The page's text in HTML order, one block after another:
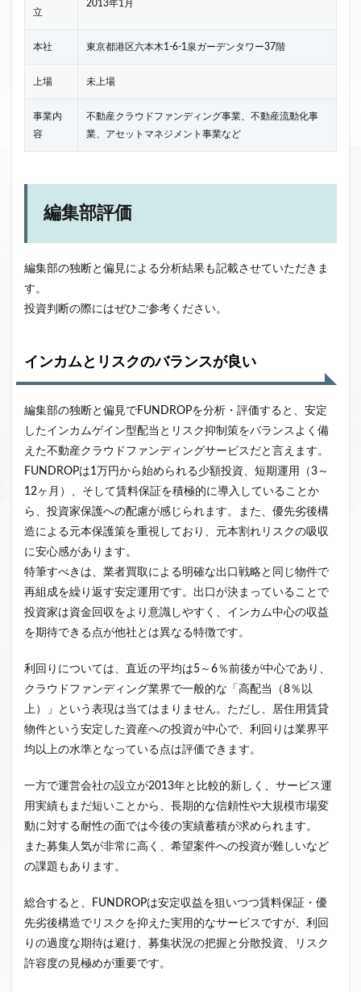
立
2013年1月
本社 東京都港区六本木1-6-1泉ガーデンタワー37階
上場 未上場
事業内
容
不動産クラウドファンディング事業、不動産流動化事
業、アセットマネジメント事業など
編集部評価
編集部の独断と偏見による分析結果も記載させていただきま
す。
投資判断の際にはぜひご参考ください。
インカムとリスクのバランスが良い
編集部の独断と偏見でFUNDROPを分析・評価すると、安定
したインカムゲイン型配当とリスク抑制策をバランスよく備
えた不動産クラウドファンディングサービスだと言えます。
FUNDROPは1万円から始められる少額投資、短期運用（3～
12ヶ月）、そして賃料保証を積極的に導入していることか
ら、投資家保護への配慮が感じられます。また、優先劣後構
造による元本保護策を重視しており、元本割れリスクの吸収
に安心感があります。
特筆すべきは、業者買取による明確な出口戦略と同じ物件で
再組成を繰り返す安定運用です。出口が決まっていることで
投資家は資金回収をより意識しやすく、インカム中心の収益
を期待できる点が他社とは異なる特徴です。
利回りについては、直近の平均は5～6％前後が中心であり、
クラウドファンディング業界で一般的な「高配当（8％以
上）」という表現は当てはまりません。ただし、居住用賃貸
物件という安定した資産への投資が中心で、利回りは業界平
均以上の水準となっている点は評価できます。
一方で運営会社の設立が2013年と比較的新しく、サービス運
用実績もまだ短いことから、長期的な信頼性や大規模市場変
動に対する耐性の面では今後の実績蓄積が求められます。
また募集人気が非常に高く、希望案件への投資が難しいなど
の課題もあります。
総合すると、FUNDROPは安定収益を狙いつつ賃料保証・優
先劣後構造でリスクを抑えた実用的なサービスですが、利回
りの過度な期待は避け、募集状況の把握と分散投資、リスク
許容度の見極めが重要です。